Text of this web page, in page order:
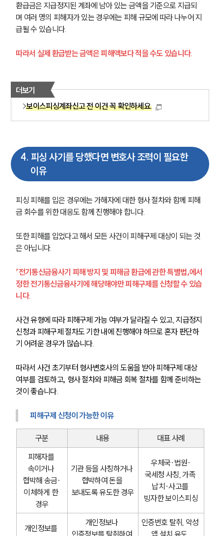
그룹소개
그룹소개
대륜의 강점
글로벌 파트너 로펌
고객의 소리
통합검색
업무사례
형사 주요 업무사례
형사 법률정보
법률지식인
형사소송·상담후기
업무분야
환급금은 지급정지된 계좌에 남아 있는 금액을 기준으로 지급되
며 여러 명의 피해자가 있는 경우에는 피해 규모에 따라 나누어 지
급될 수 있습니다.
따라서 실제 환급받는 금액은 피해액보다 적을 수도 있습니다.
더보기
보이스피싱계좌신고 전 이건 꼭 확인하세요.
4. 피싱 사기를 당했다면 변호사 조력이 필요한
이유
피싱 피해를 입은 경우에는 가해자에 대한 형사 절차와 함께 피해
금 회수를 위한 대응도 함께 진행해야 합니다.
또한 피해를 입었다고 해서 모든 사건이 피해구제 대상이 되는 것
은 아닙니다.
「전기통신금융사기 피해 방지 및 피해금 환급에 관한 특별법」에서
정한 전기통신금융사기에 해당해야만 피해구제를 신청할 수 있습
니다.
사건 유형에 따라 피해구제 가능 여부가 달라질 수 있고, 지급정지
신청과 피해구제 절차도 기한 내에 진행해야 하므로 혼자 판단하
기 어려운 경우가 많습니다.
따라서 사건 초기부터 형사변호사의 도움을 받아 피해구제 대상
여부를 검토하고, 형사 절차와 피해금 회복 절차를 함께 준비하는
것이 좋습니다.
피해구제 신청이 가능한 이유
구분 내용
대표 사례
피해자를
속이거나
협박해 송금·
이체하게 한
경우
기관 등을 사칭하거나
협박하여 돈을
보내도록 유도한 경우
우체국·법원·
국세청 사칭, 가족
납치·사고를
빙자한 보이스피싱
개인정보를
개인정보나
인증번호 탈취, 악성